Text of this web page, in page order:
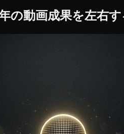
年の動画成果を左